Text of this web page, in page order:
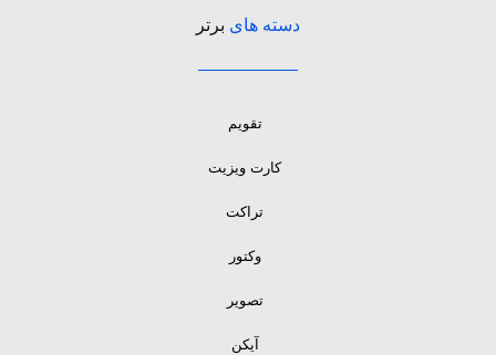
دسته های برتر
تقویم
کارت ویزیت
تراکت
وکتور
تصویر
آیکن